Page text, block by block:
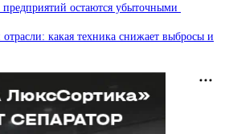
остаются убыточными
отрасли: какая техника снижает выбросы и